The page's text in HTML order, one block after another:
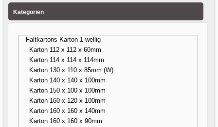
Kategorien
Faltkartons Karton 1-wellig
Karton 112 x 112 x 60mm
Karton 114 x 114 x 114mm
Karton 130 x 110 x 85mm (W)
Karton 140 x 140 x 100mm
Karton 150 x 100 x 100mm
Karton 160 x 120 x 100mm
Karton 160 x 160 x 140mm
Karton 160 x 160 x 90mm